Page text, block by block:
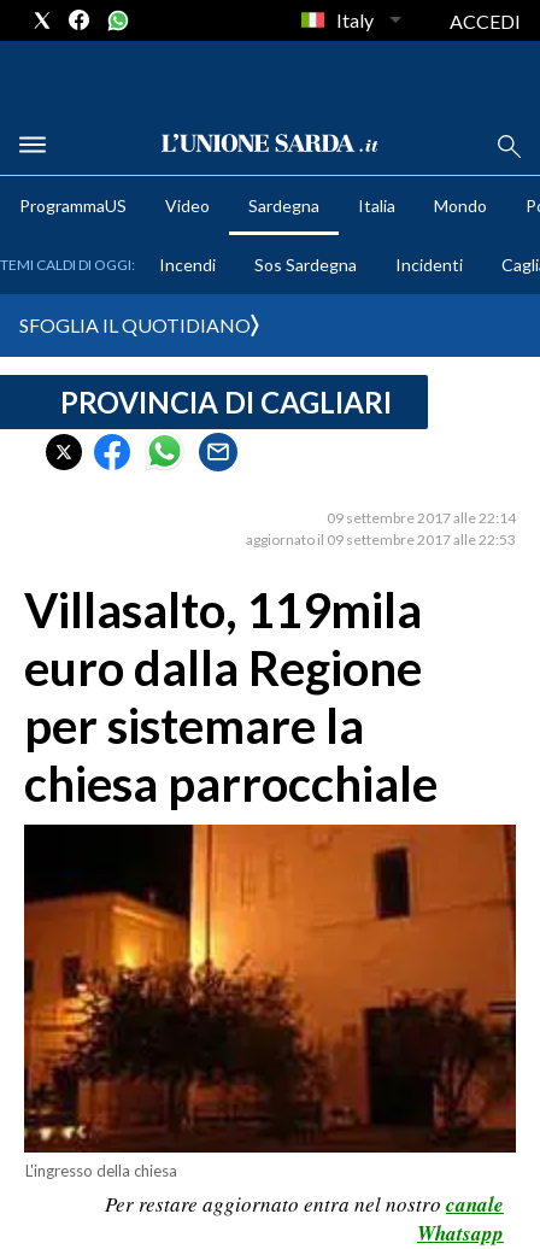
METEO
CRONACA SARDEGNA
CAGLIARI
SASSARI E PROVINCIA
GALLURA
OGLIASTRA
AGENDA
CRONACA
MONDO
POLITICA
ECONOMIA
SERVIZI ALLE IMPRESE
LAVORO
BANDI
SPORT IN SARDEGNA
Italy ACCEDI
ProgrammaUS Video Sardegna Italia Mondo
TEMI CALDI DI OGGI: Incendi Sos Sardegna Incidenti
SFOGLIA IL QUOTIDIANO
PROVINCIA DI CAGLIARI
09 settembre 2017 alle 22:14
aggiornato il 09 settembre 2017 alle 22:53
Villasalto, 119mila
euro dalla Regione
per sistemare la
chiesa parrocchiale
L'ingresso della chiesa
Per restare aggiornato entra nel nostro canale
Whatsapp